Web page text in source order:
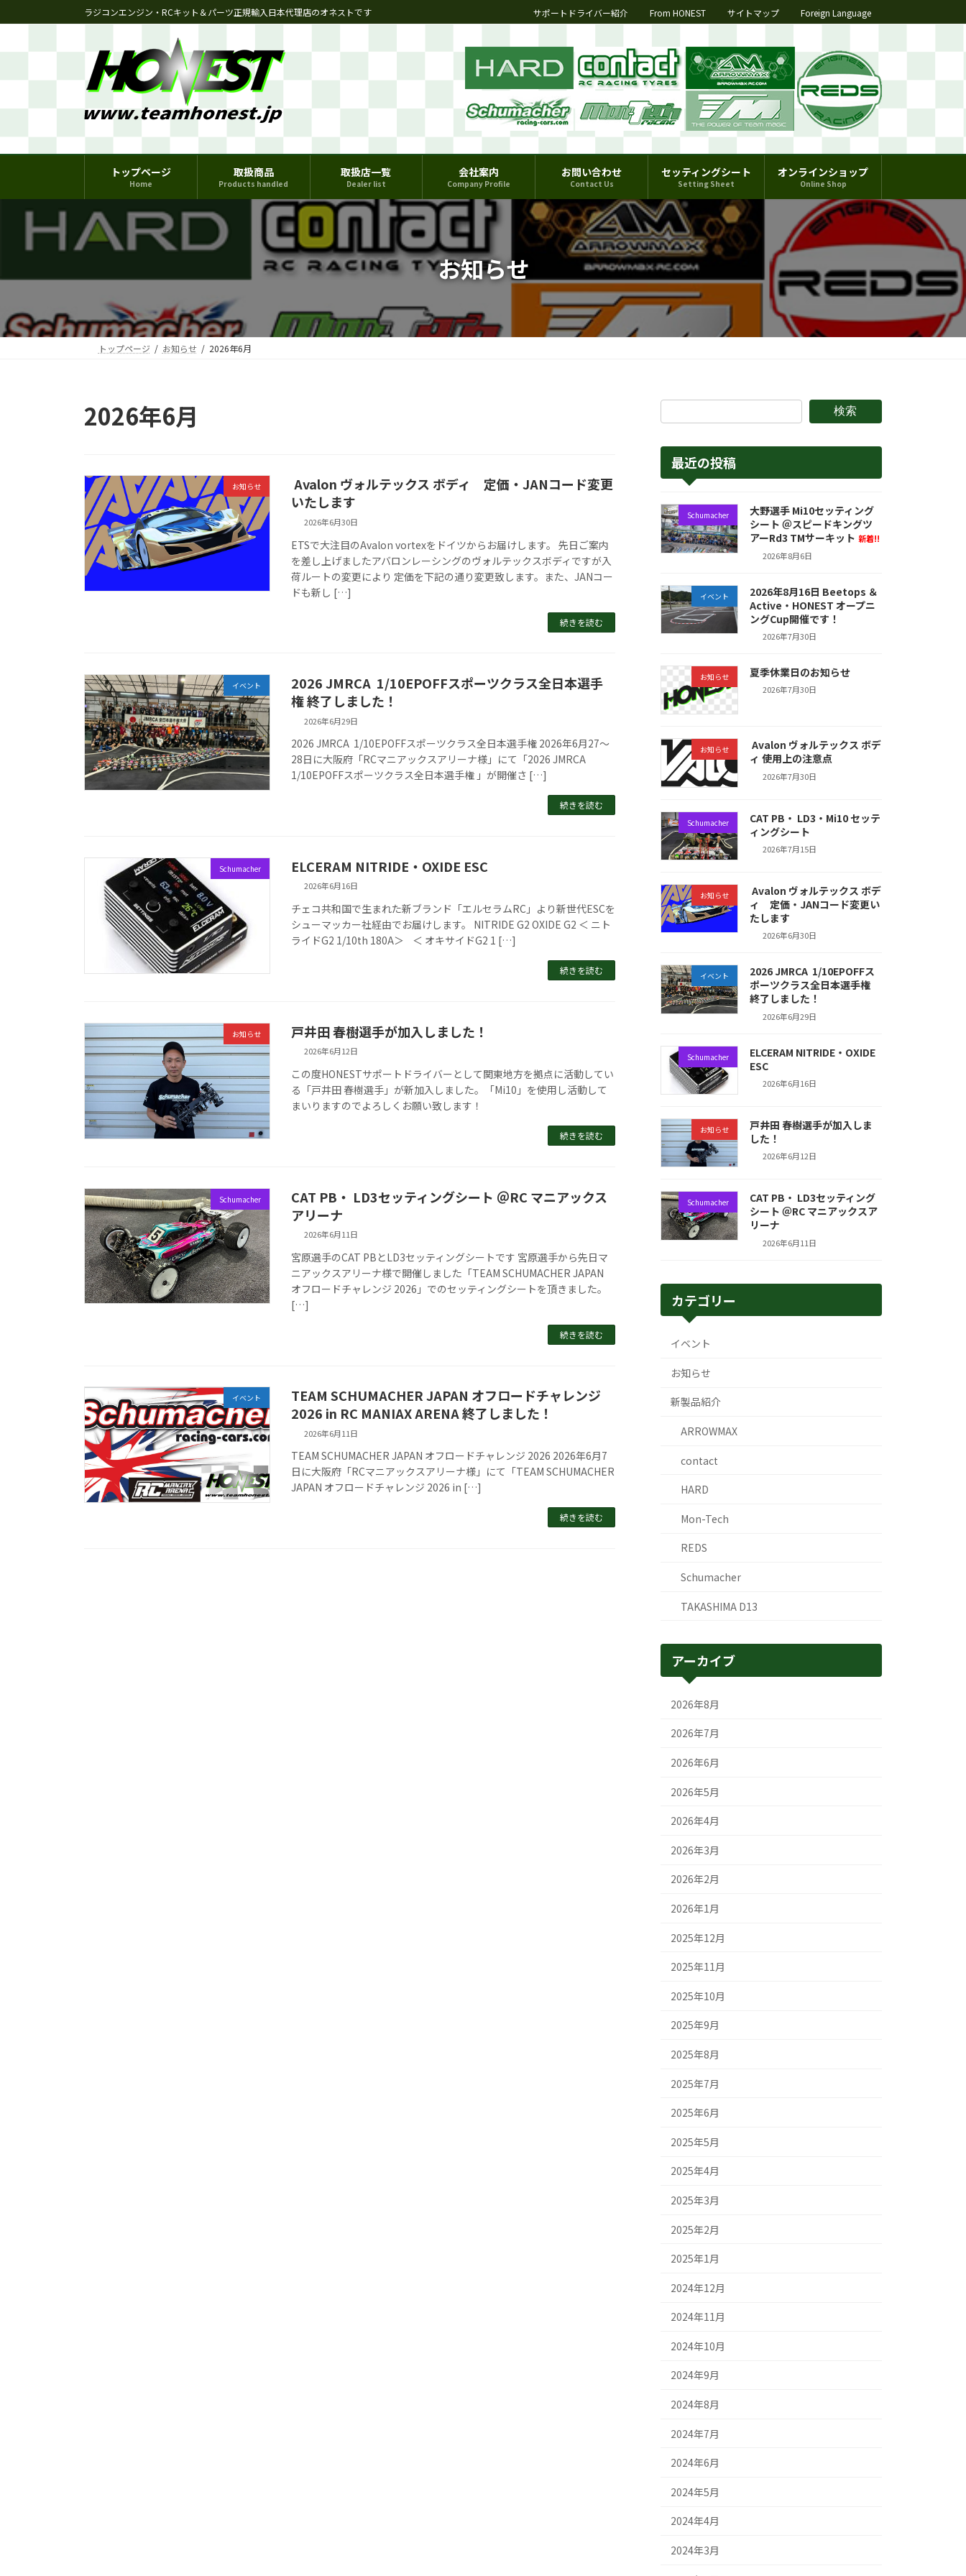
ン
ツ
ス
ビ
シ
ン
ラジコンエンジン・RCキット＆パーツ正規輸入日本代理店のオネストです サポートドライバー紹介 From HONEST サイトマップ Foreign Language
トップページ
Home
取扱商品
Products handled
取扱店一覧
Dealer list
会社案内
Company Profile
お問い合わせ
Contact Us
セッティングシート
Setting Sheet
オンラインショップ
Online Shop
お知らせ
トップページ お知らせ 2026年6月
2026年6月
お知らせ
Avalon ヴォルテックス ボディ 定価・JANコード変更
いたします
2026年6月30日
ETSで大注目のAvalon vortexをドイツからお届けします。 先日ご案内
を差し上げましたアバロンレーシングのヴォルテックスボディですが入
荷ルートの変更により 定価を下記の通り変更致します。また、JANコー
ドも新し […]
続きを読む
イベント
2026 JMRCA 1/10EPOFFスポーツクラス全日本選手
権 終了しました！
2026年6月29日
2026 JMRCA 1/10EPOFFスポーツクラス全日本選手権 2026年6月27～
28日に大阪府「RCマニアックスアリーナ様」にて「2026 JMRCA
1/10EPOFFスポーツクラス全日本選手権 」が開催さ […]
続きを読む
Schumacher ELCERAM NITRIDE・OXIDE ESC
2026年6月16日
チェコ共和国で生まれた新ブランド「エルセラムRC」より新世代ESCを
シューマッカー社経由でお届けします。 NITRIDE G2 OXIDE G2 ＜ ニト
ライドG2 1/10th 180A＞ ＜ オキサイドG2 1 […]
続きを読む
お知らせ 戸井田 春樹選手が加入しました！
2026年6月12日
この度HONESTサポートドライバーとして関東地方を拠点に活動してい
る「戸井田 春樹選手」が新加入しました。「Mi10」を使用し活動して
まいりますのでよろしくお願い致します！
続きを読む
Schumacher
CAT PB・ LD3セッティングシート ＠RC マニアックス
アリーナ
2026年6月11日
宮原選手のCAT PBとLD3セッティングシートです 宮原選手から先日マ
ニアックスアリーナ様で開催しました「TEAM SCHUMACHER JAPAN
オフロードチャレンジ 2026」でのセッティングシートを頂きました。
[…]
続きを読む
イベント
TEAM SCHUMACHER JAPAN オフロードチャレンジ
2026 in RC MANIAX ARENA 終了しました！
2026年6月11日
TEAM SCHUMACHER JAPAN オフロードチャレンジ 2026 2026年6月7
日に大阪府「RCマニアックスアリーナ様」にて「TEAM SCHUMACHER
JAPAN オフロードチャレンジ 2026 in […]
続きを読む
検索
最近の投稿
Schumacher
大野選手 Mi10セッティング
シート ＠スピードキングツ
アーRd3 TMサーキット 新着!!
2026年8月6日
イベント
2026年8月16日 Beetops ＆
Active・HONEST オープニ
ングCup開催です！
2026年7月30日
お知らせ 夏季休業日のお知らせ
2026年7月30日
お知らせ
Avalon ヴォルテックス ボデ
ィ 使用上の注意点
2026年7月30日
Schumacher
CAT PB・ LD3・Mi10 セッテ
ィングシート
2026年7月15日
お知らせ
Avalon ヴォルテックス ボデ
ィ 定価・JANコード変更い
たします
2026年6月30日
イベント
2026 JMRCA 1/10EPOFFス
ポーツクラス全日本選手権
終了しました！
2026年6月29日
Schumacher
ELCERAM NITRIDE・OXIDE
ESC
2026年6月16日
お知らせ
戸井田 春樹選手が加入しま
した！
2026年6月12日
Schumacher
CAT PB・ LD3セッティング
シート ＠RC マニアックスア
リーナ
2026年6月11日
カテゴリー
イベント
お知らせ
新製品紹介
ARROWMAX
contact
HARD
Mon-Tech
REDS
Schumacher
TAKASHIMA D13
アーカイブ
2026年8月
2026年7月
2026年6月
2026年5月
2026年4月
2026年3月
2026年2月
2026年1月
2025年12月
2025年11月
2025年10月
2025年9月
2025年8月
2025年7月
2025年6月
2025年5月
2025年4月
2025年3月
2025年2月
2025年1月
2024年12月
2024年11月
2024年10月
2024年9月
2024年8月
2024年7月
2024年6月
2024年5月
2024年4月
2024年3月